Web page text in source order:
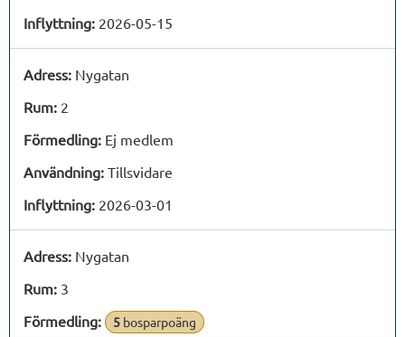
Inflyttning: 2026-05-15
Adress: Nygatan
Rum: 2
Förmedling: Ej medlem
Användning: Tillsvidare
Inflyttning: 2026-03-01
Adress: Nygatan
Rum: 3
Förmedling:
5 bosparpoäng